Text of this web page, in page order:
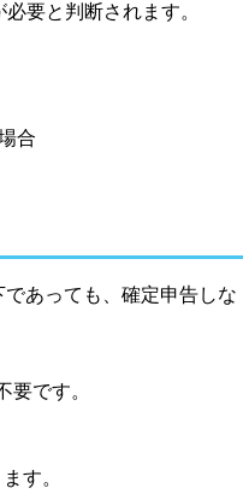
要と判断されます。
合
あっても、確定申告しな
です。
す。